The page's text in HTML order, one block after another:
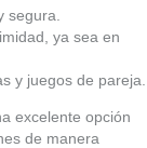
segura.
ya sea en
y juegos de pareja.
excelente opción
de manera